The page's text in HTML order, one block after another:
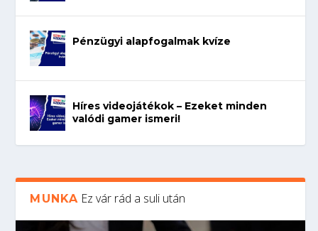
Pénzügyi alapfogalmak kvíze
Híres videojátékok – Ezeket minden
valódi gamer ismeri!
MUNKA Ez vár rád a suli után